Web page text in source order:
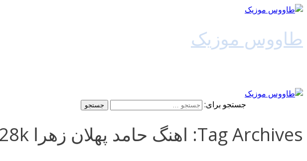
طاووس موزیک
جستجو برای:
Tag Archives: اهنگ حامد پهلان زهرا 128k